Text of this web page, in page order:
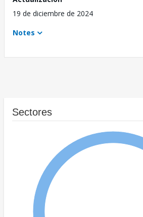
19 de diciembre de 2024
Notes
Sectores